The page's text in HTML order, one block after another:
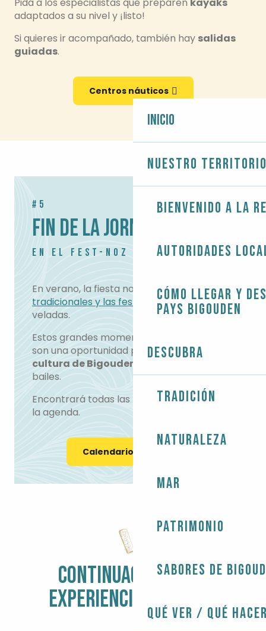
Inicio
Nuestro
Bienvenido a la
Autoridades
Cómo llegar y
Pays Bigouden
Descubra
Tradición
Naturaleza
Mar
Patrimonio
Sabores de
Qué ver / Qué
adaptados a su nivel y ¡listo!
Si quieres ir acompañado, también hay salidas
guiadas.
Centros náuticos
#5
FIN DE LA JORNADA
EN EL FEST-NOZ
En verano, la fiesta no cesa.Los festivales
tradicionales y las fest noz
puntúan las
veladas.
Estos grandes momentos de convivencia
son una oportunidad para descubrir
cultura de Bigouden
bailes.
Encontrará todas las próximas fest noz en
la agenda.
Calendario de actos
CONTINUACIÓN DE LA
EXPERIENCIA BIGOUDEN